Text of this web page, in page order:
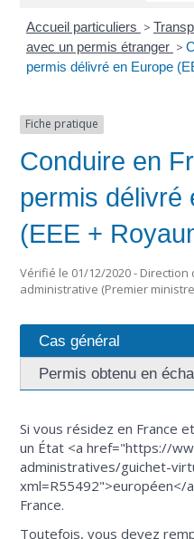
Accueil particuliers >
avec un permis étranger >
permis délivré en Europe
Fiche pratique
Conduire en
permis délivré
(EEE +
Vérifié le 01/12/2020 -
administrative (Premier
Cas général
Permis obtenu en
Si vous résidez en France
un État <a href="https://
administratives/guichet-
xml=R55492">européen</
France.
Toutefois, vous devez